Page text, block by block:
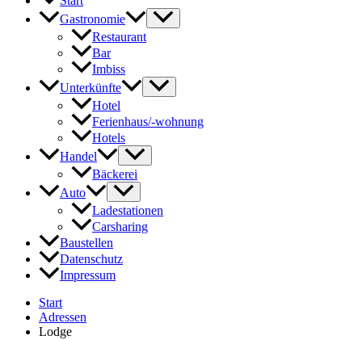
Gastronomie
Restaurant
Bar
Imbiss
Unterkünfte
Hotel
Ferienhaus/-wohnung
Hotels
Handel
Bäckerei
Auto
Ladestationen
Carsharing
Baustellen
Datenschutz
Impressum
Start
Adressen
Lodge